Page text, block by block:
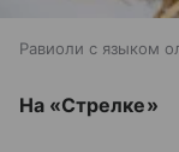
Равиоли с языком
На «Стрелке»